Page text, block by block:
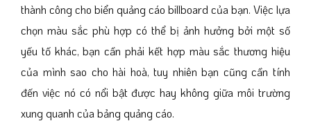
thành công cho biển quảng cáo billboard của bạn. Việc lựa
chọn màu sắc phù hợp có thể bị ảnh hưởng bởi một số
yếu tố khác, bạn cần phải kết hợp màu sắc thương hiệu
của mình sao cho hài hoà, tuy nhiên bạn cũng cần tính
đến việc nó có nổi bật được hay không giữa môi trường
xung quanh của bảng quảng cáo.